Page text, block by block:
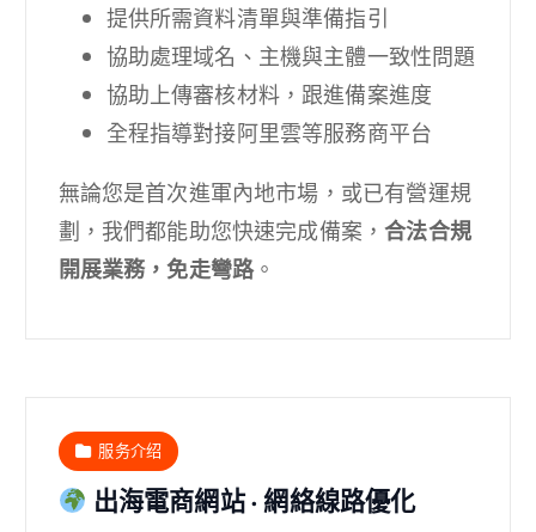
提供所需資料清單與準備指引
協助處理域名、主機與主體一致性問題
協助上傳審核材料，跟進備案進度
全程指導對接阿里雲等服務商平台
無論您是首次進軍內地市場，或已有營運規
劃，我們都能助您快速完成備案，合法合規
開展業務，免走彎路。
服务介绍
出海電商網站 · 網絡線路優化